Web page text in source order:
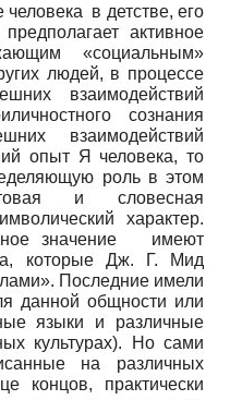
в детстве, его
активное
«социальным»
людей, в процессе
взаимодействий
сознания
взаимодействий
опыт Я человека, то
роль в этом
и словесная
характер.
значение имеют
которые Дж. Г. Мид
Последние имели
данной общности или
языки и различные
культурах). Но сами
на различных
концов, практически